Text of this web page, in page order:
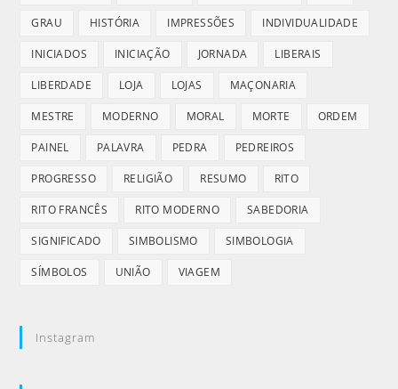
GRAU HISTÓRIA IMPRESSÕES INDIVIDUALIDADE
INICIADOS INICIAÇÃO JORNADA LIBERAIS
LIBERDADE LOJA LOJAS MAÇONARIA
MESTRE MODERNO MORAL MORTE ORDEM
PAINEL PALAVRA PEDRA PEDREIROS
PROGRESSO RELIGIÃO RESUMO RITO
RITO FRANCÊS RITO MODERNO SABEDORIA
SIGNIFICADO SIMBOLISMO SIMBOLOGIA
SÍMBOLOS UNIÃO VIAGEM
Instagram